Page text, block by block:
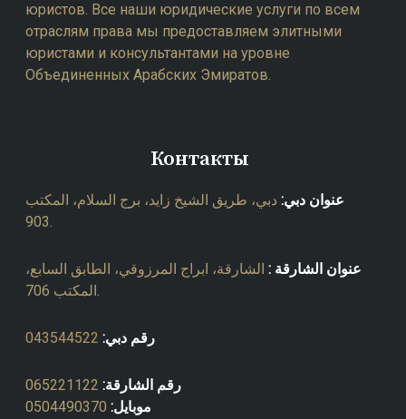
юристов. Все наши юридические услуги по всем
отраслям права мы предоставляем элитными
юристами и консультантами на уровне
Объединенных Арабских Эмиратов.
Контакты
عنوان دبي: دبي، طريق الشيخ زايد، برج السلام، المكتب
903.
عنوان الشارقة : الشارقة، ابراج المرزوقي، الطابق السابع،
المكتب 706.
رقم دبي: 043544522
رقم الشارقة: 065221122
موبايل: 0504490370